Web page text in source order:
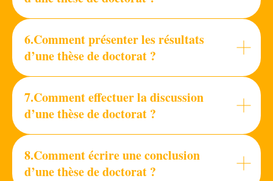
6.Comment présenter les résultats
d’une thèse de doctorat ?
7.Comment effectuer la discussion
d’une thèse de doctorat ?
8.Comment écrire une conclusion
d’une thèse de doctorat ?